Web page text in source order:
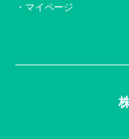
マイページ